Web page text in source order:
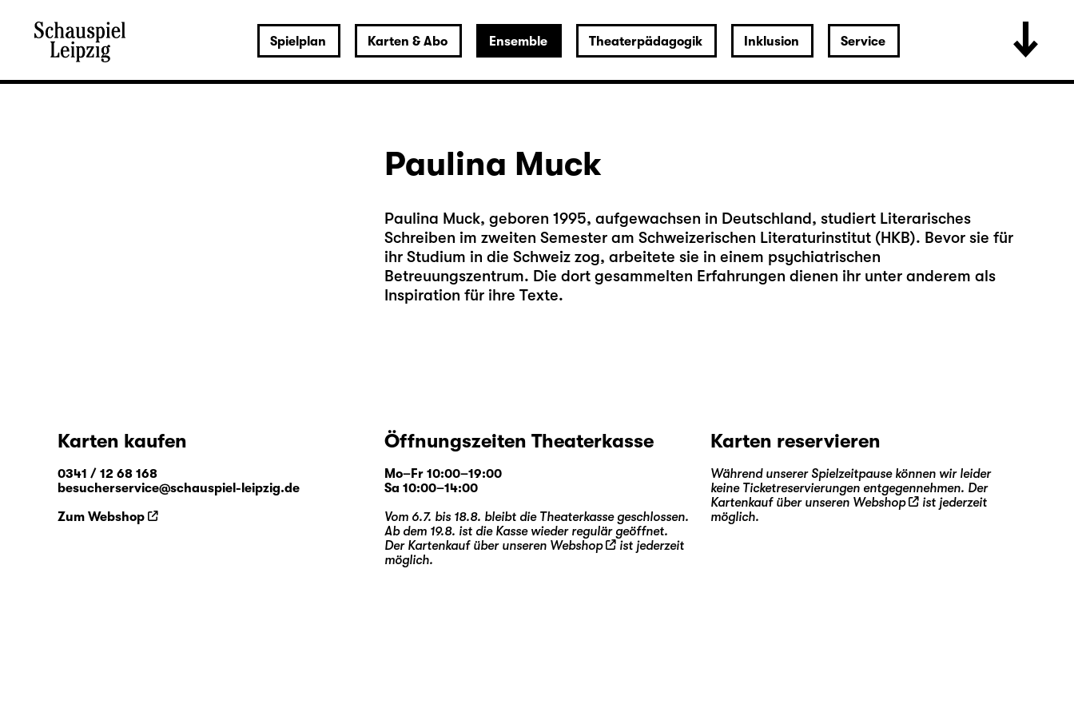
Spielplan Karten & Abo Ensemble Theaterpädagogik Inklusion Service
Paulina Muck
Paulina Muck, geboren 1995, aufgewachsen in Deutschland, studiert Literarisches
Schreiben im zweiten Semester am Schweizerischen Literaturinstitut (HKB). Bevor sie für
ihr Studium in die Schweiz zog, arbeitete sie in einem psychiatrischen
Betreuungszentrum. Die dort gesammelten Erfahrungen dienen ihr unter anderem als
Inspiration für ihre Texte.
Karten kaufen
0341 / 12 68 168
besucherservice@schauspiel-leipzig.de
Zum Webshop
Öffnungszeiten Theaterkasse
Mo–Fr 10:00–19:00
Sa 10:00–14:00
Vom 6.7. bis 18.8. bleibt die Theaterkasse geschlossen.
Ab dem 19.8. ist die Kasse wieder regulär geöffnet.
Der Kartenkauf über unseren Webshop
ist jederzeit
möglich.
Karten reservieren
Während unserer Spielzeitpause können wir leider
keine Ticketreservierungen entgegennehmen. Der
Kartenkauf über unseren Webshop
ist jederzeit
möglich.